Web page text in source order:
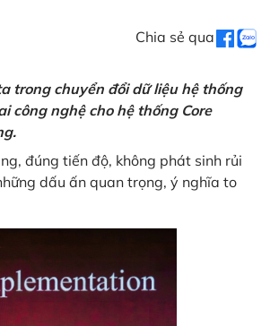
Chia sẻ qua
trong chuyển đổi dữ liệu hệ thống
công nghệ cho hệ thống Core
đúng tiến độ, không phát sinh rủi
dấu ấn quan trọng, ý nghĩa to